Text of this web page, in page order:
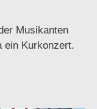
Musikanten
ein Kurkonzert.